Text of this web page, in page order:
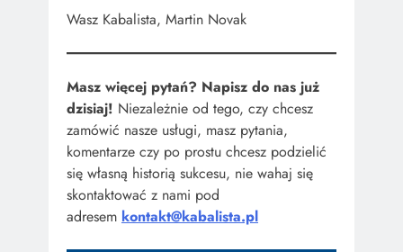
Wasz Kabalista, Martin Novak
Masz więcej pytań? Napisz do nas już
dzisiaj! Niezależnie od tego, czy chcesz
zamówić nasze usługi, masz pytania,
komentarze czy po prostu chcesz podzielić
się własną historią sukcesu, nie wahaj się
skontaktować z nami pod
adresem kontakt@kabalista.pl